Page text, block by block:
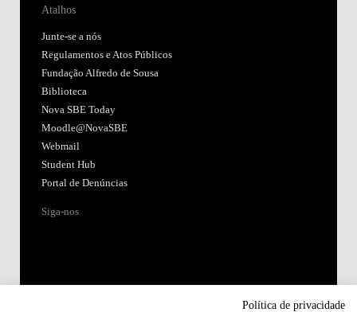
Atalhos
Junte-se a nós
Regulamentos e Atos Públicos
Fundação Alfredo de Sousa
Biblioteca
Nova SBE Today
Moodle@NovaSBE
Webmail
Student Hub
Portal de Denúncias
Siga-nos
Política de privacidade